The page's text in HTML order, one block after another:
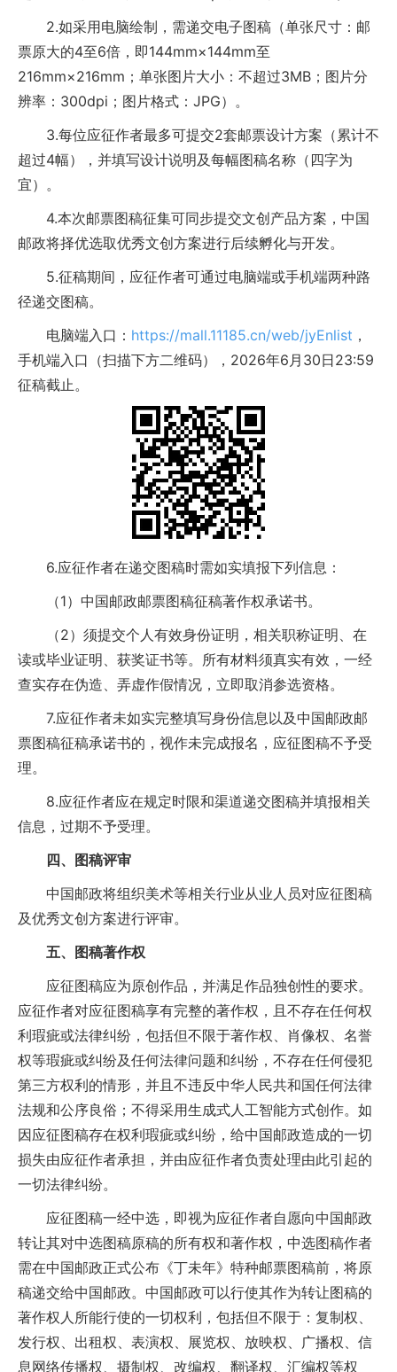
2.如采用电脑绘制，需递交电子图稿（单张尺寸：邮
票原大的4至6倍，即144mm×144mm至
216mm×216mm；单张图片大小：不超过3MB；图片分
辨率：300dpi；图片格式：JPG）。
3.每位应征作者最多可提交2套邮票设计方案（累计不
超过4幅），并填写设计说明及每幅图稿名称（四字为
宜）。
4.本次邮票图稿征集可同步提交文创产品方案，中国
邮政将择优选取优秀文创方案进行后续孵化与开发。
5.征稿期间，应征作者可通过电脑端或手机端两种路
径递交图稿。
电脑端入口： https://mall.11185.cn/web/jyEnlist ，
手机端入口（扫描下方二维码），2026年6月30日23:59
征稿截止。
6.应征作者在递交图稿时需如实填报下列信息：
（1）中国邮政邮票图稿征稿著作权承诺书。
（2）须提交个人有效身份证明，相关职称证明、在
读或毕业证明、获奖证书等。所有材料须真实有效，一经
查实存在伪造、弄虚作假情况，立即取消参选资格。
7.应征作者未如实完整填写身份信息以及中国邮政邮
票图稿征稿承诺书的，视作未完成报名，应征图稿不予受
理。
8.应征作者应在规定时限和渠道递交图稿并填报相关
信息，过期不予受理。
四、图稿评审
中国邮政将组织美术等相关行业从业人员对应征图稿
及优秀文创方案进行评审。
五、图稿著作权
应征图稿应为原创作品，并满足作品独创性的要求。
应征作者对应征图稿享有完整的著作权，且不存在任何权
利瑕疵或法律纠纷，包括但不限于著作权、肖像权、名誉
权等瑕疵或纠纷及任何法律问题和纠纷，不存在任何侵犯
第三方权利的情形，并且不违反中华人民共和国任何法律
法规和公序良俗；不得采用生成式人工智能方式创作。如
因应征图稿存在权利瑕疵或纠纷，给中国邮政造成的一切
损失由应征作者承担，并由应征作者负责处理由此引起的
一切法律纠纷。
应征图稿一经中选，即视为应征作者自愿向中国邮政
转让其对中选图稿原稿的所有权和著作权，中选图稿作者
需在中国邮政正式公布《丁未年》特种邮票图稿前，将原
稿递交给中国邮政。中国邮政可以行使其作为转让图稿的
著作权人所能行使的一切权利，包括但不限于：复制权、
发行权、出租权、表演权、展览权、放映权、广播权、信
息网络传播权、摄制权、改编权、翻译权、汇编权等权